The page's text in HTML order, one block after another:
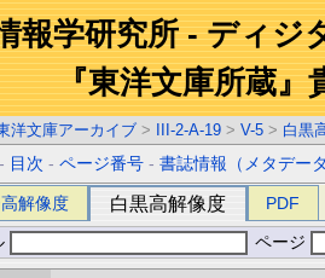
報学研究所 - ディジ
『東洋文庫所蔵』
洋文庫アーカイブ > III-2-A-19 > V-5 > 白黒
- 目次 -ページ番号 -書誌情報（メタデー
解像度 白黒高解像度 PDF
ページ